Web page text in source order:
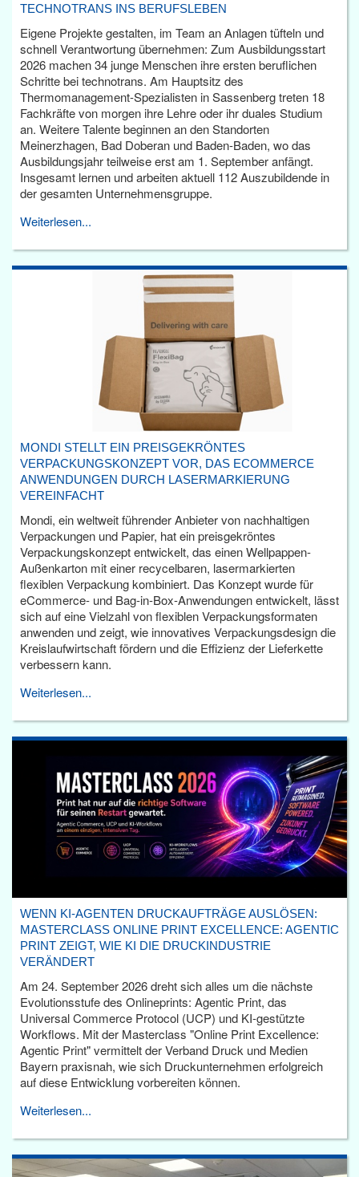
TECHNOTRANS INS BERUFSLEBEN
Eigene Projekte gestalten, im Team an Anlagen tüfteln und
schnell Verantwortung übernehmen: Zum Ausbildungsstart
2026 machen 34 junge Menschen ihre ersten beruflichen
Schritte bei technotrans. Am Hauptsitz des
Thermomanagement-Spezialisten in Sassenberg treten 18
Fachkräfte von morgen ihre Lehre oder ihr duales Studium
an. Weitere Talente beginnen an den Standorten
Meinerzhagen, Bad Doberan und Baden-Baden, wo das
Ausbildungsjahr teilweise erst am 1. September anfängt.
Insgesamt lernen und arbeiten aktuell 112 Auszubildende in
der gesamten Unternehmensgruppe.
Weiterlesen...
MONDI STELLT EIN PREISGEKRÖNTES
VERPACKUNGSKONZEPT VOR, DAS ECOMMERCE
ANWENDUNGEN DURCH LASERMARKIERUNG
VEREINFACHT
Mondi, ein weltweit führender Anbieter von nachhaltigen
Verpackungen und Papier, hat ein preisgekröntes
Verpackungskonzept entwickelt, das einen Wellpappen-
Außenkarton mit einer recycelbaren, lasermarkierten
flexiblen Verpackung kombiniert. Das Konzept wurde für
eCommerce- und Bag-in-Box-Anwendungen entwickelt, lässt
sich auf eine Vielzahl von flexiblen Verpackungsformaten
anwenden und zeigt, wie innovatives Verpackungsdesign die
Kreislaufwirtschaft fördern und die Effizienz der Lieferkette
verbessern kann.
Weiterlesen...
WENN KI-AGENTEN DRUCKAUFTRÄGE AUSLÖSEN:
MASTERCLASS ONLINE PRINT EXCELLENCE: AGENTIC
PRINT ZEIGT, WIE KI DIE DRUCKINDUSTRIE
VERÄNDERT
Am 24. September 2026 dreht sich alles um die nächste
Evolutionsstufe des Onlineprints: Agentic Print, das
Universal Commerce Protocol (UCP) und KI-gestützte
Workflows. Mit der Masterclass "Online Print Excellence:
Agentic Print" vermittelt der Verband Druck und Medien
Bayern praxisnah, wie sich Druckunternehmen erfolgreich
auf diese Entwicklung vorbereiten können.
Weiterlesen...